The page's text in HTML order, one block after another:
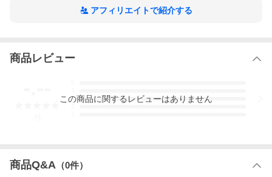
不思議な話 山怪朱』田中康弘+水谷緑 ●『国宝』吉田修一+三国史
明 ●巻中カラー!単行本最新24集発売中!『忘却のサチコ』阿部潤 ●
ル版には、紙版の付録、特典等は含まれません。また、紙版と一
部内容が異なる場合があります。ご了承ください。
アフィリエイトで紹介する
商品レビュー
3
この商品に関するレビューはありません
商品Q&A （0件）